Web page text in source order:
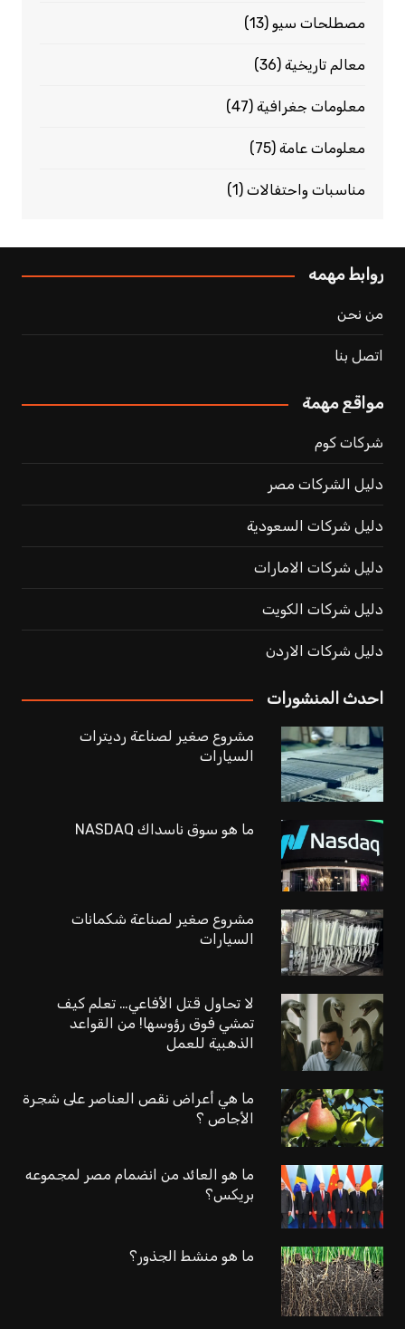
مصطلحات سيو(13)
معالم تاريخية(36)
معلومات جغرافية(47)
معلومات عامة(75)
مناسبات واحتفالات(1)
روابط مهمه
من نحن
اتصل بنا
مواقع مهمة
شركات كوم
دليل الشركات مصر
دليل شركات السعودية
دليل شركات الامارات
دليل شركات الكويت
دليل شركات الاردن
احدث المنشورات
مشروع صغير لصناعة رديترات
السيارات
ما هو سوق ناسداك NASDAQ
مشروع صغير لصناعة شكمانات
السيارات
لا تحاول قتل الأفاعي… تعلم كيف
تمشي فوق رؤوسها! من القواعد
الذهبية للعمل
ما هي أعراض نقص العناصر على شجرة
الأجاص ؟
ما هو العائد من انضمام مصر لمجموعه
بريكس؟
ما هو منشط الجذور؟